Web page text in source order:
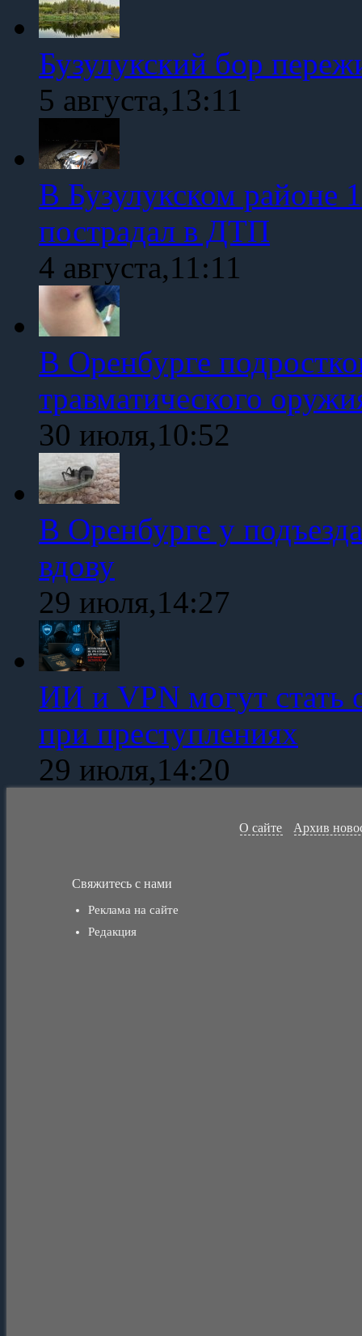
Бузулукский бор
5 августа,13:11
В Бузулукском районе
пострадал в ДТП
4 августа,11:11
В Оренбурге
травматического
30 июля,10:52
В Оренбурге у
вдову
29 июля,14:27
ИИ и VPN могут стать
при преступлениях
29 июля,14:20
О сайте Архив
Свяжитесь с нами
Реклама на сайте
Редакция